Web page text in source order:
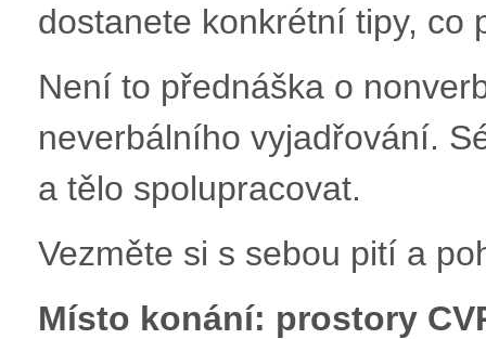
dostanete konkrétní tipy, co
Není to přednáška o
neverbálního vyjadřování.
a tělo spolupracovat.
Vezměte si s sebou pití a
Místo konání: prostory